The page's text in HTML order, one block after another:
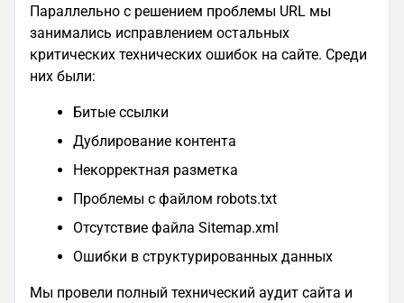
Параллельно с решением проблемы URL мы
занимались исправлением остальных
критических технических ошибок на сайте. Среди
них были:
Битые ссылки
Дублирование контента
Некорректная разметка
Проблемы с файлом robots.txt
Отсутствие файла Sitemap.xml
Ошибки в структурированных данных
Мы провели полный технический аудит сайта и